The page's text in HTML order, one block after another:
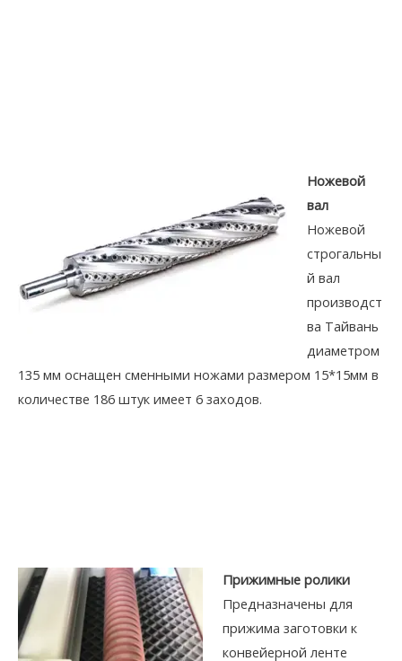
Ножевой
вал
Ножевой
строгальны
й вал
производст
ва Тайвань
диаметром
135 мм оснащен сменными ножами размером 15*15мм в
количестве 186 штук имеет 6 заходов.
Прижимные ролики
Предназначены для
прижима заготовки к
конвейерной ленте